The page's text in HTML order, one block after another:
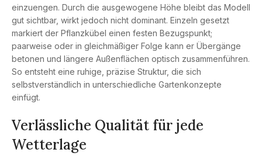
einzuengen. Durch die ausgewogene Höhe bleibt das Modell
gut sichtbar, wirkt jedoch nicht dominant. Einzeln gesetzt
markiert der Pflanzkübel einen festen Bezugspunkt;
paarweise oder in gleichmäßiger Folge kann er Übergänge
betonen und längere Außenflächen optisch zusammenführen.
So entsteht eine ruhige, präzise Struktur, die sich
selbstverständlich in unterschiedliche Gartenkonzepte
einfügt.
Verlässliche Qualität für jede
Wetterlage